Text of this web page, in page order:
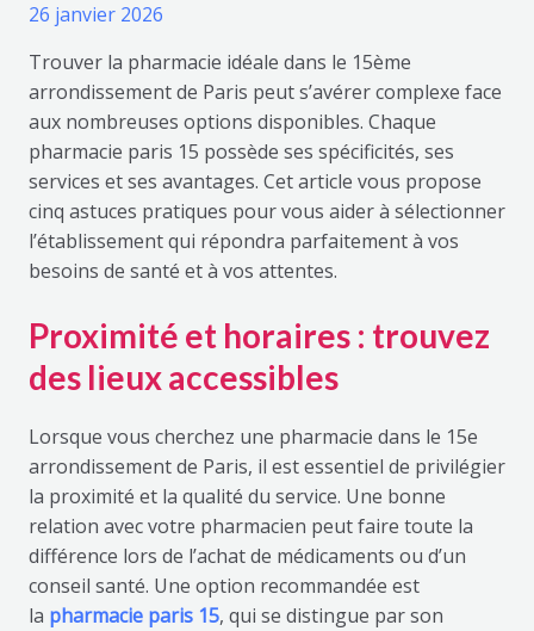
26 janvier 2026
Trouver la pharmacie idéale dans le 15ème
arrondissement de Paris peut s’avérer complexe face
aux nombreuses options disponibles. Chaque
pharmacie paris 15 possède ses spécificités, ses
services et ses avantages. Cet article vous propose
cinq astuces pratiques pour vous aider à sélectionner
l’établissement qui répondra parfaitement à vos
besoins de santé et à vos attentes.
Proximité et horaires : trouvez
des lieux accessibles
Lorsque vous cherchez une pharmacie dans le 15e
arrondissement de Paris, il est essentiel de privilégier
la proximité et la qualité du service. Une bonne
relation avec votre pharmacien peut faire toute la
différence lors de l’achat de médicaments ou d’un
conseil santé. Une option recommandée est
la pharmacie paris 15, qui se distingue par son